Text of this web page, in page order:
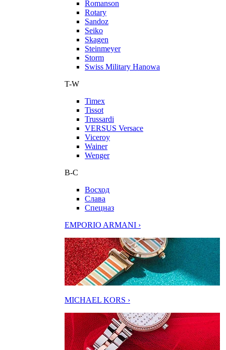
Romanson
Rotary
Sandoz
Seiko
Skagen
Steinmeyer
Storm
Swiss Military Hanowa
T-W
Timex
Tissot
Trussardi
VERSUS Versace
Viceroy
Wainer
Wenger
В-С
Восход
Слава
Спецназ
EMPORIO ARMANI ›
MICHAEL KORS ›